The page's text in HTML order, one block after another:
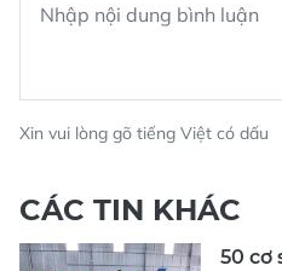
Xin vui lòng gõ tiếng Việt có dấu
CÁC TIN KHÁC
50 cơ